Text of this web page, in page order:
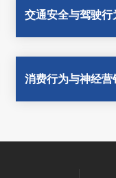
交通安全与驾驶行
消费行为与神经营